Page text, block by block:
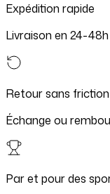
Expédition rapide
Livraison en 24-48h
Retour sans friction
Échange ou
Par et pour des